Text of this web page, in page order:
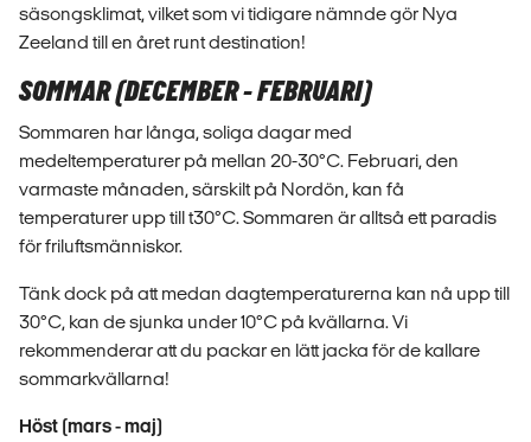
säsongsklimat, vilket som vi tidigare nämnde gör Nya
Zeeland till en året runt destination!
SOMMAR (DECEMBER - FEBRUARI)
Sommaren har långa, soliga dagar med
medeltemperaturer på mellan 20-30°C. Februari, den
varmaste månaden, särskilt på Nordön, kan få
temperaturer upp till t30°C. Sommaren är alltså ett paradis
för friluftsmänniskor.
Tänk dock på att medan dagtemperaturerna kan nå upp till
30°C, kan de sjunka under 10°C på kvällarna. Vi
rekommenderar att du packar en lätt jacka för de kallare
sommarkvällarna!
Höst (mars - maj)